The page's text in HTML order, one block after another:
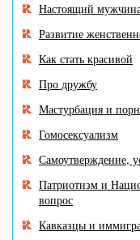
Настоящий
Развитие
Как стать красивой
Про дружбу
Мастурбация и
Гомосексуализм
Самоутверждение,
Патриотизм и
вопрос
Кавказцы и